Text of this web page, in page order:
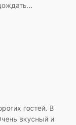
гостей. В
вкусный и